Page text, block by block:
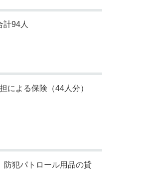
94人
による保険（44人分）
防犯パトロール用品の貸